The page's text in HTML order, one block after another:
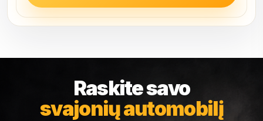
Raskite savo
svajonių automobilį